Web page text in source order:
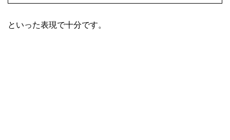
といった表現で十分です。